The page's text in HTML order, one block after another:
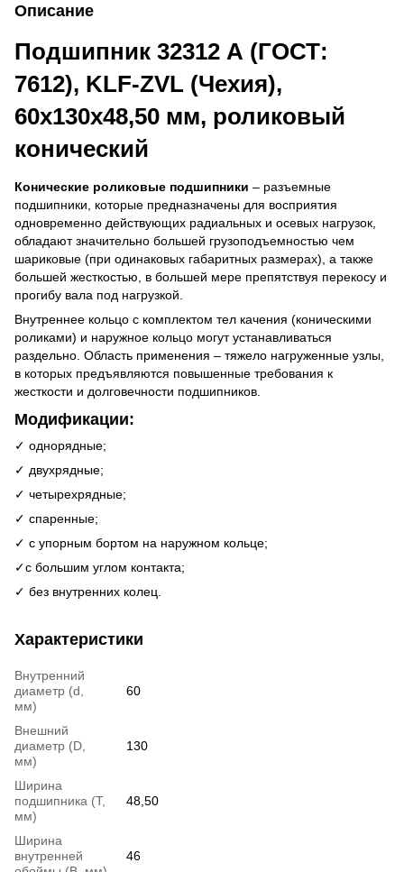
Описание
Подшипник 32312 А (ГОСТ:
7612), KLF-ZVL (Чехия),
60x130x48,50 мм, роликовый
конический
Конические роликовые подшипники – разъемные
подшипники, которые предназначены для восприятия
одновременно действующих радиальных и осевых нагрузок,
обладают значительно большей грузоподъемностью чем
шариковые (при одинаковых габаритных размерах), а также
большей жесткостью, в большей мере препятствуя перекосу и
прогибу вала под нагрузкой.
Внутреннее кольцо с комплектом тел качения (коническими
роликами) и наружное кольцо могут устанавливаться
раздельно. Область применения – тяжело нагруженные узлы,
в которых предъявляются повышенные требования к
жесткости и долговечности подшипников.
Модификации:
✓ однорядные;
✓ двухрядные;
✓ четырехрядные;
✓ спаренные;
✓ с упорным бортом на наружном кольце;
✓c большим углом контакта;
✓ без внутренних колец.
Характеристики
Внутренний
диаметр (d,
мм)
60
Внешний
диаметр (D,
мм)
130
Ширина
подшипника (T,
мм)
48,50
Ширина
внутренней
46